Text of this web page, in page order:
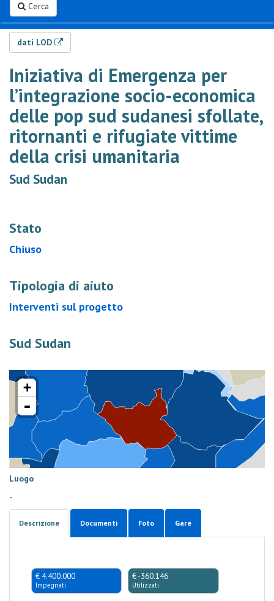
Cerca
dati LOD
Iniziativa di Emergenza per
l’integrazione socio-economica
delle pop sud sudanesi sfollate,
ritornanti e rifugiate vittime
della crisi umanitaria
Sud Sudan
Stato
Chiuso
Tipologia di aiuto
Interventi sul progetto
Sud Sudan
+
-
Luogo
-
Descrizione Documenti Foto Gare
€ 4.400.000
Impegnati
€ -360.146
Utilizzati